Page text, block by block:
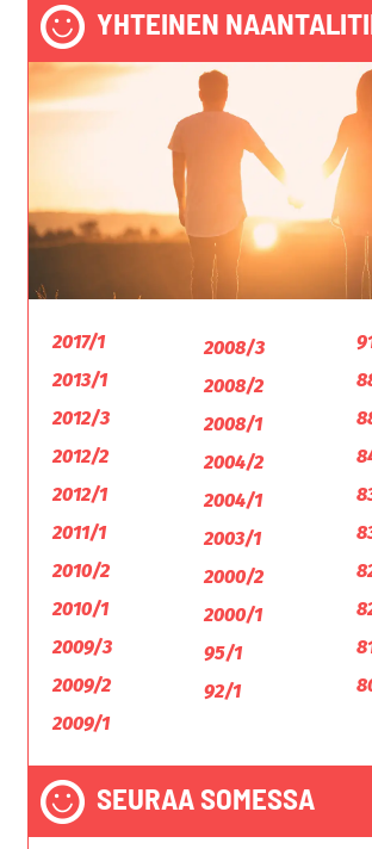
YHTEINEN
2017/1
2013/1
2012/3
2012/2
2012/1
2011/1
2010/2
2010/1
2009/3
2009/2
2009/1
2008/3
2008/2
2008/1
2004/2
2004/1
2003/1
2000/2
2000/1
95/1
92/1
SEURAA SOMESSA